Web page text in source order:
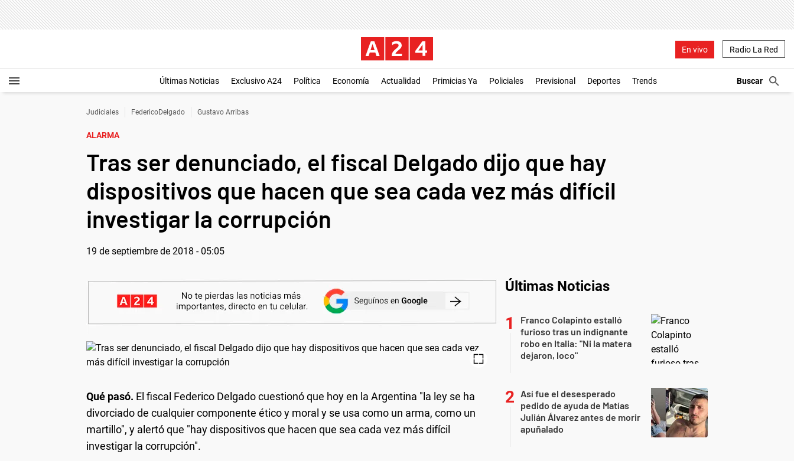
En vivo Radio La Red
Últimas Noticias Exclusivo A24 Política Economía Actualidad Primicias Ya Policiales Previsional Deportes Trends
Judiciales FedericoDelgado Gustavo Arribas
ALARMA
Tras ser denunciado, el fiscal Delgado dijo que hay
dispositivos que hacen que sea cada vez más difícil
investigar la corrupción
19 de septiembre de 2018 - 05:05
Qué pasó. El fiscal Federico Delgado cuestionó que hoy en la Argentina "la ley se ha
divorciado de cualquier componente ético y moral y se usa como un arma, como un
martillo", y alertó que "hay dispositivos que hacen que sea cada vez más difícil
investigar la corrupción".
Últimas Noticias
Franco Colapinto estalló
furioso tras un indignante
robo en Italia: "Ni la matera
dejaron, loco"
Así fue el desesperado
pedido de ayuda de Matías
Julián Álvarez antes de morir
apuñalado